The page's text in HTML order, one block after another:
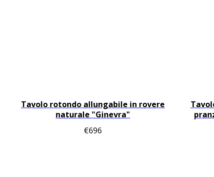
Tavolo rotondo allungabile in rovere
naturale "Ginevra"
€696